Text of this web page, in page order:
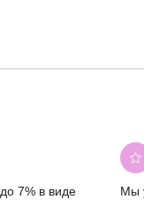
7% в виде
Мы